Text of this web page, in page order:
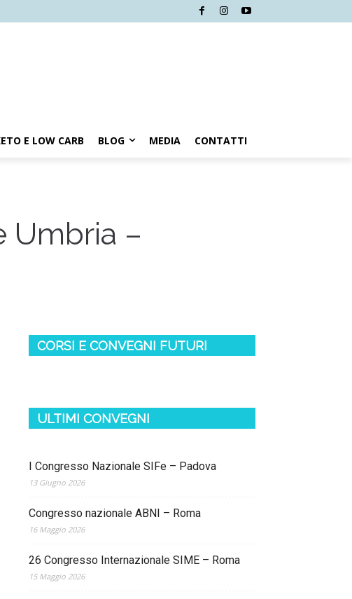
E LOW CARB BLOG MEDIA CONTATTI
Umbria –
CORSI E CONVEGNI FUTURI
ULTIMI CONVEGNI
I Congresso Nazionale SIFe – Padova
13 Giugno 2026
Congresso nazionale ABNI – Roma
16 Maggio 2026
26 Congresso Internazionale SIME – Roma
15 Maggio 2026